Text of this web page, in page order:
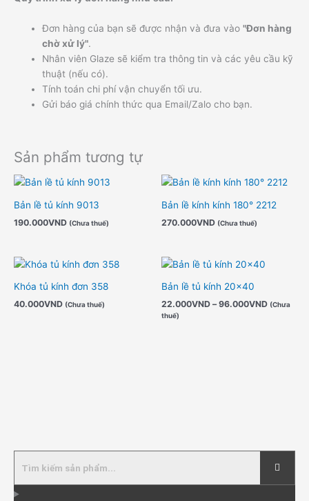
Đơn hàng của bạn sẽ được nhận và đưa vào"Đơn hàng
chờ xử lý".
Nhân viên Glaze sẽ kiểm tra thông tin và các yêu cầu kỹ
thuật (nếu có).
Tính toán chi phí vận chuyển tối ưu.
Gửi báo giá chính thức qua Email/Zalo cho bạn.
Sản phẩm tương tự
Bản lề tủ kính 9013
190.000VND (Chưa thuế)
Bản lề kính kính 180° 2212
270.000VND (Chưa thuế)
Khóa tủ kính đơn 358
40.000VND (Chưa thuế)
Bản lề tủ kính 20×40
22.000VND – 96.000VNDđến
(Chưa
thuế)